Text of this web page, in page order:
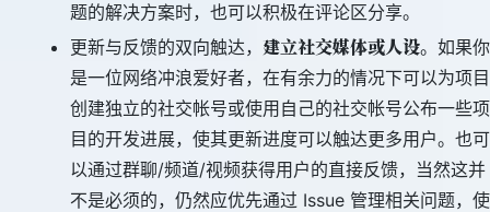
题的解决方案时，也可以积极在评论区分享。
更新与反馈的双向触达， 建立社交媒体或人设。如果你
是一位网络冲浪爱好者，在有余力的情况下可以为项目
创建独立的社交帐号或使用自己的社交帐号公布一些项
目的开发进展，使其更新进度可以触达更多用户。也可
以通过群聊/频道/视频获得用户的直接反馈，当然这并
不是必须的，仍然应优先通过 Issue 管理相关问题，使